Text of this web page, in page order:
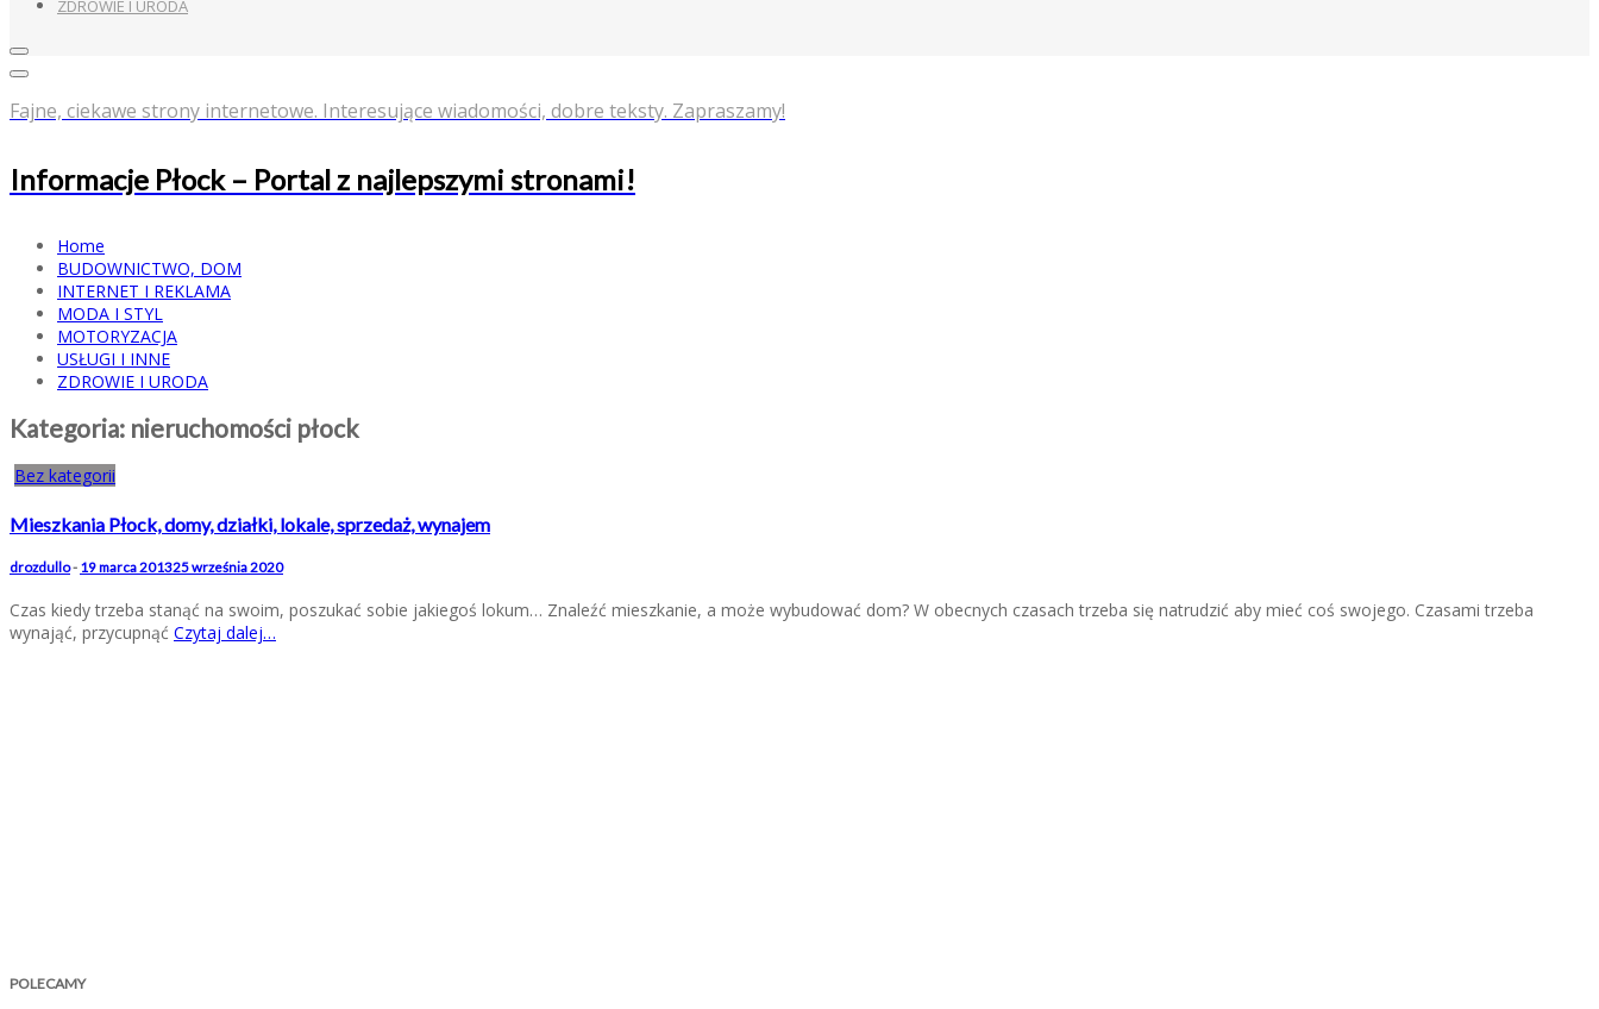
ZDROWIE I URODA
Fajne, ciekawe strony internetowe. Interesujące wiadomości, dobre teksty. Zapraszamy!
Informacje Płock – Portal z najlepszymi stronami!
Home
BUDOWNICTWO, DOM
INTERNET I REKLAMA
MODA I STYL
MOTORYZACJA
USŁUGI I INNE
ZDROWIE I URODA
Kategoria: nieruchomości płock
Bez kategorii
Mieszkania Płock, domy, działki, lokale, sprzedaż, wynajem
drozdullo- 19 marca 201325 września 2020
Czas kiedy trzeba stanąć na swoim, poszukać sobie jakiegoś lokum… Znaleźć mieszkanie, a może wybudować dom? W obecnych czasach trzeba się natrudzić aby mieć coś swojego. Czasami trzeba
wynająć, przycupnąć Czytaj dalej…
POLECAMY